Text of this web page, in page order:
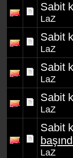
Sabit
LaZ
Sabit
LaZ
Sabit
LaZ
Sabit
LaZ
Sabit
LaZ